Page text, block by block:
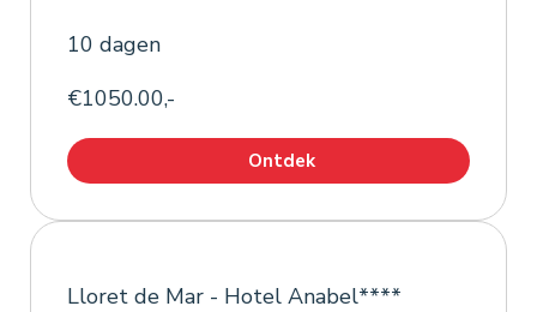
10 dagen
€1050.00,-
Ontdek
Lloret de Mar - Hotel Anabel****